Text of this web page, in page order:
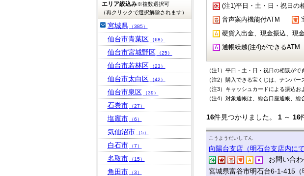
(注1)平日・土・日・祝日の
音声案内機能付ATM
硬貨入出金、現金振込、現
通帳繰越(注4)ができるATM
（注1）平日・土・日・祝日の相談が
（注2）購入できる宝くじは、ナンバ
（注3）キャッシュカードによる振込
（注4）対象通帳は、総合口座通帳、
16件見つかりました。 1～ 16
こうようだいしてん
向陽台支店（明石台支店内にて
お問い合わ
宮城県富谷市明石台6-1-415（
エリア絞込み※複数選択可
（再クリックで選択解除されます）
宮城県 （385）
仙台市青葉区 （68）
仙台市宮城野区 （25）
仙台市若林区 （23）
仙台市太白区 （42）
仙台市泉区 （39）
石巻市 （27）
塩竈市 （6）
気仙沼市 （5）
白石市 （7）
名取市 （15）
角田市 （3）